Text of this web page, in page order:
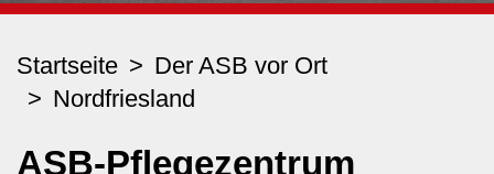
Startseite
Der ASB vor Ort
Nordfriesland
ASB-Pflegezentrum